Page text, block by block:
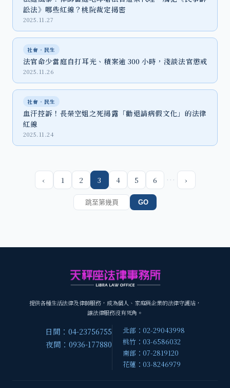
訟法》哪些紅線？桃院裁定揭密
2025.11.27
社會‧民生
法官命少當庭自打耳光、積案逾 300 小時，淺談法官懲戒
2025.11.26
社會‧民生
血汗控訴！長榮空姐之死揭露「勸退請病假文化」的法律
紅線
2025.11.24
‹ 1 2 3 4 5 6 … ›
GO
提供各種生活法律及律師服務，成為個人、家庭與企業的法律守護站，
讓法律服務沒有死角。
日間：04-23756755
夜間：0936-177880
北部：02-29043998
桃竹：03-6586032
南部：07-2819120
花蓮：03-8246979